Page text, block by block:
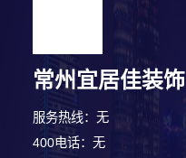
常州宜居佳装饰
服务热线：无
400电话：无